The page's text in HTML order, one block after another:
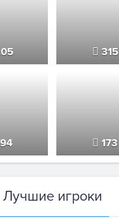
315
173
Лучшие игроки